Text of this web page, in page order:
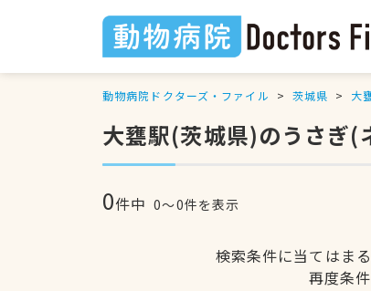
動物病院ドクターズ・ファイル 茨城県 大
大甕駅(茨城県)のうさぎ(
0件中 0〜0件を表示
検索条件に当てはま
再度条